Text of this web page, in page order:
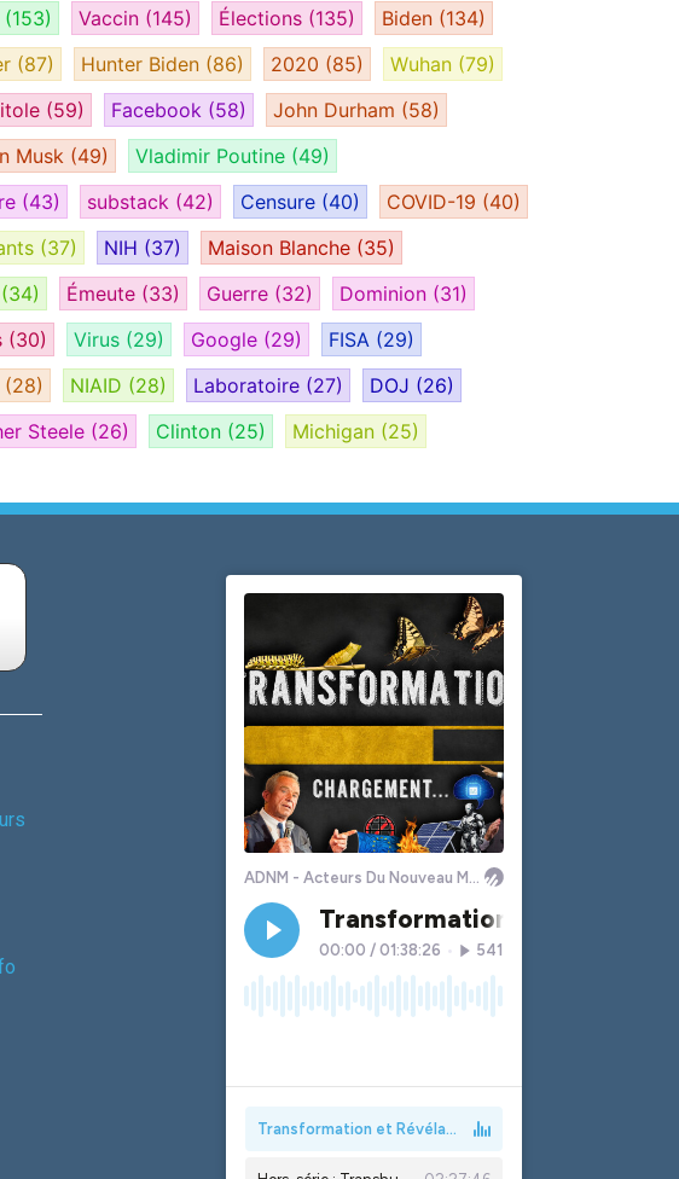
(153) Vaccin (145) Élections (135) Biden (134)
(87) Hunter Biden (86) 2020 (85) Wuhan (79)
(59) Facebook (58) John Durham (58)
Musk (49) Vladimir Poutine (49)
(43) substack (42) Censure (40) COVID-19 (40)
(37) NIH (37) Maison Blanche (35)
(34) Émeute (33) Guerre (32) Dominion (31)
(30) Virus (29) Google (29) FISA (29)
(28) NIAID (28) Laboratoire (27) DOJ (26)
Steele (26) Clinton (25) Michigan (25)